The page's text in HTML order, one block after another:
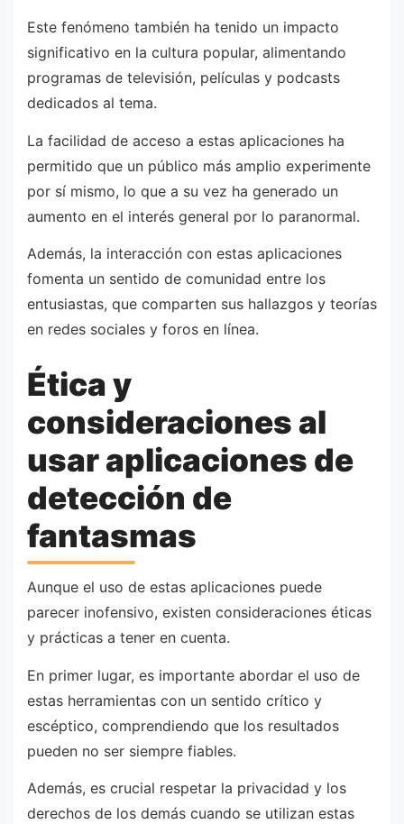
Este fenómeno también ha tenido un impacto
significativo en la cultura popular, alimentando
programas de televisión, películas y podcasts
dedicados al tema.
La facilidad de acceso a estas aplicaciones ha
permitido que un público más amplio experimente
por sí mismo, lo que a su vez ha generado un
aumento en el interés general por lo paranormal.
Además, la interacción con estas aplicaciones
fomenta un sentido de comunidad entre los
entusiastas, que comparten sus hallazgos y teorías
en redes sociales y foros en línea.
Ética y
consideraciones al
usar aplicaciones de
detección de
fantasmas
Aunque el uso de estas aplicaciones puede
parecer inofensivo, existen consideraciones éticas
y prácticas a tener en cuenta.
En primer lugar, es importante abordar el uso de
estas herramientas con un sentido crítico y
escéptico, comprendiendo que los resultados
pueden no ser siempre fiables.
Además, es crucial respetar la privacidad y los
derechos de los demás cuando se utilizan estas